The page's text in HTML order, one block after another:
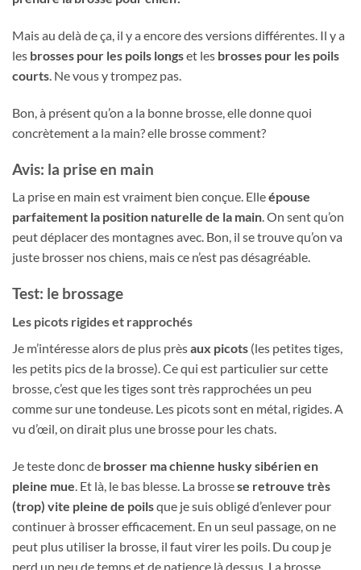
Mais au delà de ça, il y a encore des versions différentes. Il y a
les brosses pour les poils longset les brosses pour les poils
courts. Ne vous y trompez pas.
Bon, à présent qu’on a la bonne brosse, elle donne quoi
concrètement a la main? elle brosse comment?
Avis: la prise en main
La prise en main est vraiment bien conçue. Elleépouse
parfaitement la position naturelle de la main. On sent qu’on
peut déplacer des montagnes avec. Bon, il se trouve qu’on va
juste brosser nos chiens, mais ce n’est pas désagréable.
Test: le brossage
Les picots rigides et rapprochés
Je m’intéresse alors de plus prèsaux picots (les petites tiges,
les petits pics de la brosse). Ce qui est particulier sur cette
brosse, c’est que les tiges sont très rapprochées un peu
comme sur une tondeuse. Les picots sont en métal, rigides. A
vu d’œil, on dirait plus une brosse pour les chats.
Je teste donc de brosser ma chienne husky sibérien en
pleine mue . Et là, le bas blesse. La brossese retrouve très
(trop) vite pleine de poilsque je suis obligé d’enlever pour
continuer à brosser efficacement. En un seul passage, on ne
peut plus utiliser la brosse, il faut virer les poils. Du coup je
perd un peu de temps et de patience là dessus. La brosse